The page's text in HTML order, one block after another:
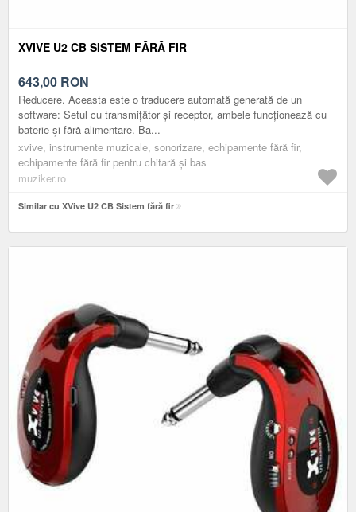
XVIVE U2 CB SISTEM FĂRĂ FIR
643,00 RON
Reducere. Aceasta este o traducere automată generată de un
software: Setul cu transmițător și receptor, ambele funcționează cu
baterie și fără alimentare. Ba...
xvive, instrumente muzicale, sonorizare, echipamente fără fir,
echipamente fără fir pentru chitară și bas
muziker.ro
Similar cu XVive U2 CB Sistem fără fir